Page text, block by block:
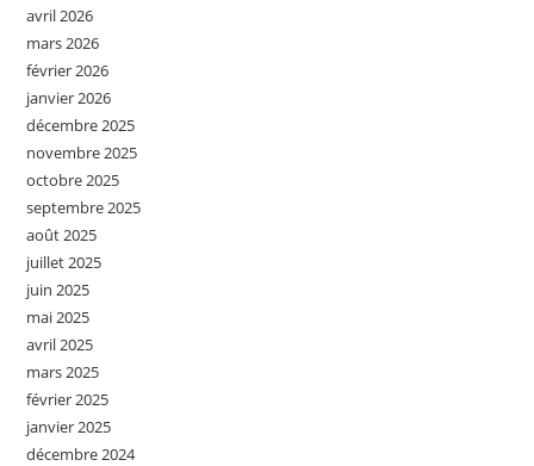
avril 2026
mars 2026
février 2026
janvier 2026
décembre 2025
novembre 2025
octobre 2025
septembre 2025
août 2025
juillet 2025
juin 2025
mai 2025
avril 2025
mars 2025
février 2025
janvier 2025
décembre 2024